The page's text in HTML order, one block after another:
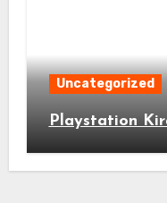
Uncategorized
Playstation